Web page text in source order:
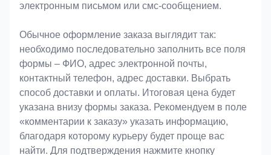
электронным письмом или смс-сообщением.
Обычное оформление заказа выглядит так:
необходимо последовательно заполнить все поля
формы – ФИО, адрес электронной почты,
контактный телефон, адрес доставки. Выбрать
способ доставки и оплаты. Итоговая цена будет
указана внизу формы заказа. Рекомендуем в поле
«комментарии к заказу» указать информацию,
благодаря которому курьеру будет проще вас
найти. Для подтверждения нажмите кнопку